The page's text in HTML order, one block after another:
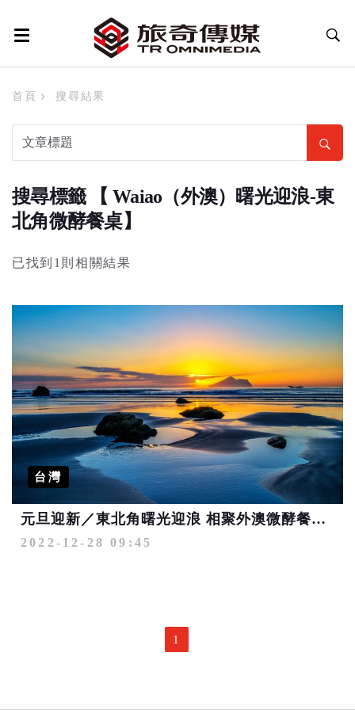
首頁 搜尋結果
搜尋標籤 【 Waiao（外澳）曙光迎浪-東
北角微酵餐桌】
已找到1則相關結果
台灣
元旦迎新／東北角曙光迎浪 相聚外澳微酵餐桌千份好禮送
2022-12-28 09:45
1